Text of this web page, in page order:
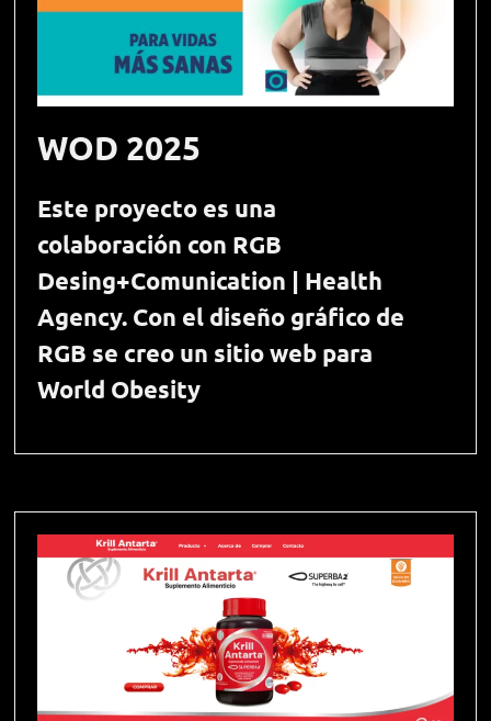
WOD 2025
Este proyecto es una
colaboración con RGB
Desing+Comunication | Health
Agency. Con el diseño gráfico de
RGB se creo un sitio web para
World Obesity